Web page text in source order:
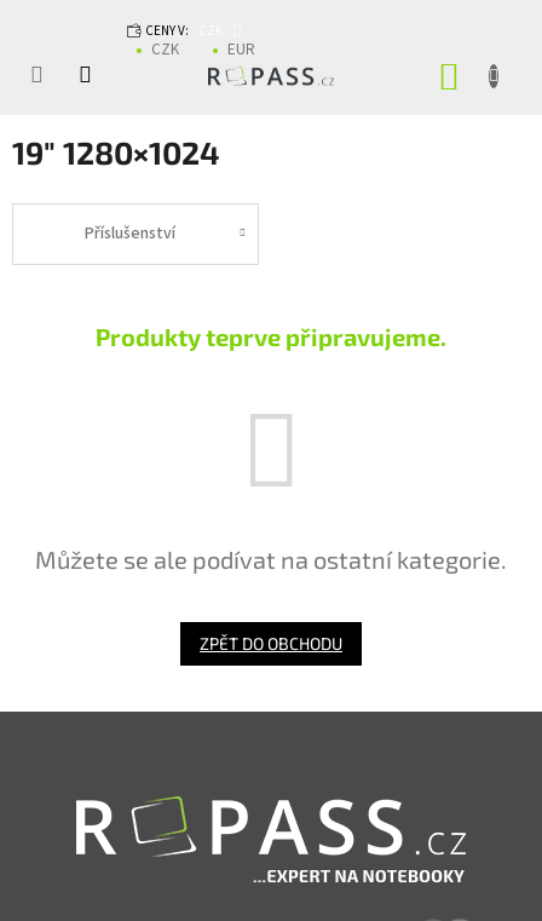
CENY V:
CZK EUR
19" 1280×1024
Příslušenství
Produkty teprve připravujeme.
Můžete se ale podívat na ostatní kategorie.
ZPĚT DO OBCHODU